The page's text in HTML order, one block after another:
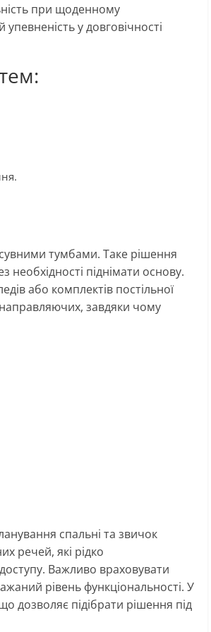
при щоденному
у довговічності
тумбами. Таке рішення
необхідності піднімати основу.
або комплектів постільної
завдяки чому
спальні та звичок
речей, які рідко
Важливо враховувати
рівень функціональності. У
дозволяє підібрати рішення під